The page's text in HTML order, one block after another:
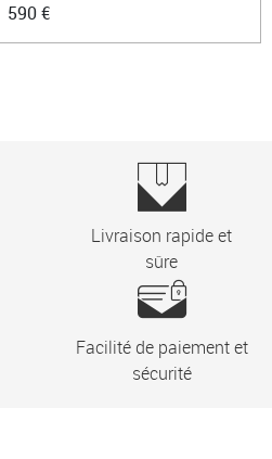
590 €
Livraison rapide et
sûre
Facilité de paiement et
sécurité